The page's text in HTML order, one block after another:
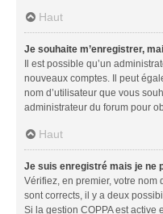
Haut
Je souhaite m’enregistrer,
Il est possible qu’un
nouveaux comptes. Il peut
nom d’utilisateur que vous
administrateur du forum pour
Haut
Je suis enregistré mais je ne
Vérifiez, en premier, votre nom
sont corrects, il y a deux
Si la gestion COPPA est active